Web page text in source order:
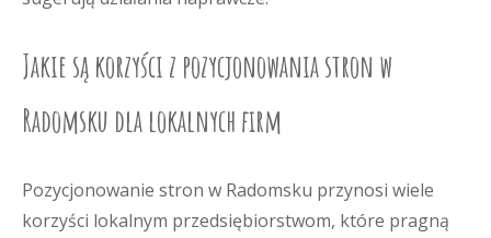
Jakie są korzyści z pozycjonowania stron w
Radomsku dla lokalnych firm
Pozycjonowanie stron w Radomsku przynosi wiele
korzyści lokalnym przedsiębiorstwom, które pragną